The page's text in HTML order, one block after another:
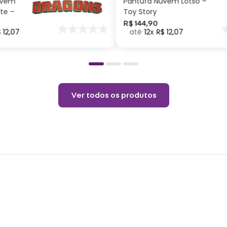
–
12,07
Toy Story
R$ 144,90
12 R$ 12,07
Ver todos os produtos